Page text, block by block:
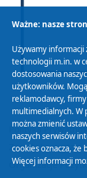
Polityka
Zasady
Organizacje
Ważne: nasze
Używamy informacji
technologii m.in. w
dostosowania
użytkowników.
reklamodawcy,
multimedialnych. W
można zmienić
naszych serwisów
cookies oznacza, że
Więcej informacji